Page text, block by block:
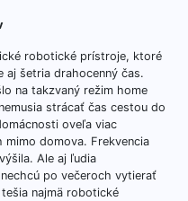
robotické prístroje, ktoré
aj šetria drahocenný čas.
na takzvaný režim home
strácať čas cestou do
oveľa viac
mimo domova. Frekvencia
Ale aj ľudia
po večeroch vytierať
najmä robotické